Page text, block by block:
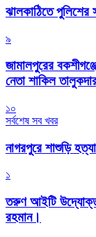
‎ঝালকাঠিতে পুলিশের
৯
জামালপুরের
নেতা শাকিল
১০
সর্বশেষ সব খবর
নাগরপুরে শাশুড়ি
১
তরুণ আইটি উদ্যোক্তা
রহমান।